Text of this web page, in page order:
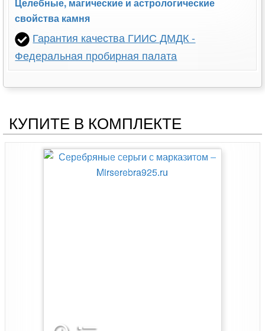
свойства камня
Гарантия качества ГИИС ДМДК -
Федеральная пробирная палата
КУПИТЕ В КОМПЛЕКТЕ